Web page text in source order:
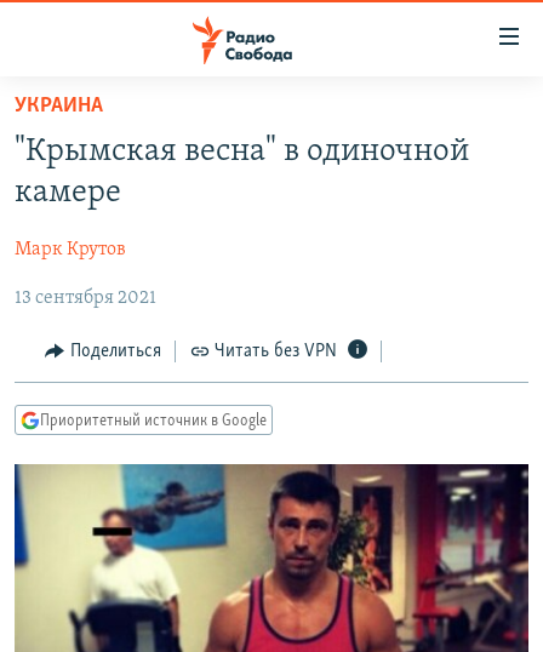
упрощенного
доступа
основному
Вернутся
главной
навигации
Вернутся
поиску
ПРОГРАММЫ
ПОДКАСТЫ
АВТОРСКИЕ ПРОЕКТЫ
ЦИТАТЫ СВОБОДЫ
МНЕНИЯ
КУЛЬТУРА
IDEL.РЕАЛИИ
КАВКАЗ.РЕАЛИИ
СЕВЕР.РЕАЛИИ
СИБИРЬ.РЕАЛИИ
РАСПИСАНИЕ ВЕЩАНИЯ
ПОДПИШИТЕСЬ НА РАССЫЛКУ
УКРАИНА
"Крымская весна" в одиночной
камере
Марк Крутов
13 сентября 2021
Поделиться Читать без VPN
Приоритетный источник в Google